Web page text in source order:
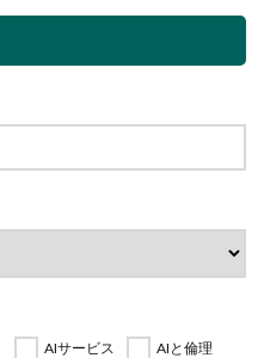
AIサービス
AIと倫理